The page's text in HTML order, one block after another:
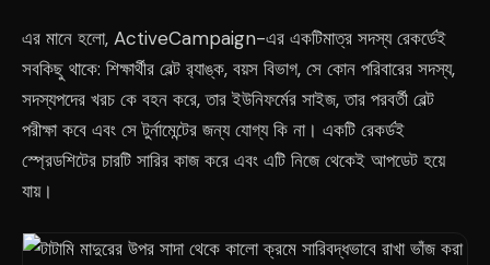
এর মানে হলো, ActiveCampaign-এর একটিমাত্র সদস্য রেকর্ডেই
সবকিছু থাকে: শিক্ষার্থীর বেল্ট র‍্যাঙ্ক, বয়স বিভাগ, সে কোন পরিবারের সদস্য,
সদস্যপদের খরচ কে বহন করে, তার ইউনিফর্মের সাইজ, তার পরবর্তী বেল্ট
পরীক্ষা কবে এবং সে টুর্নামেন্টের জন্য যোগ্য কি না। একটি রেকর্ডই
স্প্রেডশিটের চারটি সারির কাজ করে এবং এটি নিজে থেকেই আপডেট হয়ে
যায়।